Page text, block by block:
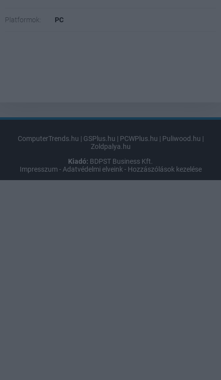
Platformok: PC
ComputerTrends.hu | GSPlus.hu | PCWPlus.hu | Puliwood.hu |
Zoldpalya.hu
Kiadó: BDPST Business Kft.
Impresszum - Adatvédelmi elveink - Hozzászólások kezelése